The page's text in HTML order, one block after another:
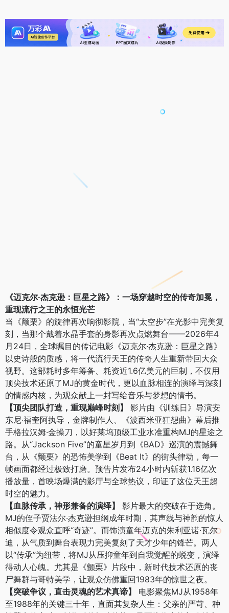
《迈克尔·杰克逊：巨星之路》：一场穿越时空的传奇加冕，
重现流行之王的永恒光芒
当《颤栗》的旋律再次响彻影院，当“太空步”在光影中完美复
刻，当那个戴着水晶手套的身影再次点燃舞台——2026年4
月24日，全球瞩目的传记电影《迈克尔·杰克逊：巨星之路》
以史诗般的质感，将一代流行天王的传奇人生重新带回大众
视野。这部耗时多年筹备、耗资近1.6亿美元的巨制，不仅用
顶尖技术还原了MJ的黄金时代，更以血脉相连的演绎与深刻
的情感内核，为观众献上一封写给音乐与梦想的情书。
【顶尖团队打造，重现巅峰时刻】
影片由《训练日》导演安
东尼·福奎阿执导，金牌制作人、《波西米亚狂想曲》幕后推
手格拉汉姆·金操刀，以好莱坞顶级工业水准重构MJ的星途之
路。从“Jackson Five”的童星岁月到《BAD》巡演的震撼舞
台，从《颤栗》的恐怖美学到《Beat It》的街头律动，每一
帧画面都经过极致打磨。预告片发布24小时内斩获1.16亿次
播放量，首映场爆满的影厅与全球热议，印证了这位天王超
时空的魅力。
【血脉传承，神形兼备的演绎】
影片最大的突破在于选角。
MJ的侄子贾法尔·杰克逊担纲成年时期，其声线与神韵的惊人
相似度令观众直呼“奇迹”。而饰演童年迈克的朱利亚诺·瓦尔
迪，从气质到舞台表现力完美复刻了天才少年的锋芒。两人
以“传承”为纽带，将MJ从压抑童年到自我觉醒的蜕变，演绎
得动人心魄。尤其是《颤栗》片段中，新时代技术还原的丧
尸舞群与哥特美学，让观众仿佛重回1983年的惊世之夜。
【突破争议，直击灵魂的艺术真谛】
电影聚焦MJ从1958年
至1988年的关键三十年，直面其复杂人生：父亲的严苛、种